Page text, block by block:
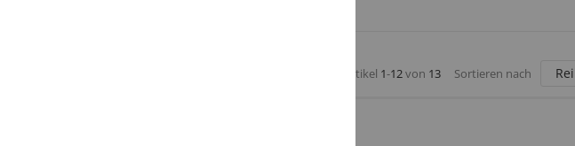
Artikel 1-12von 13 Sortieren nach